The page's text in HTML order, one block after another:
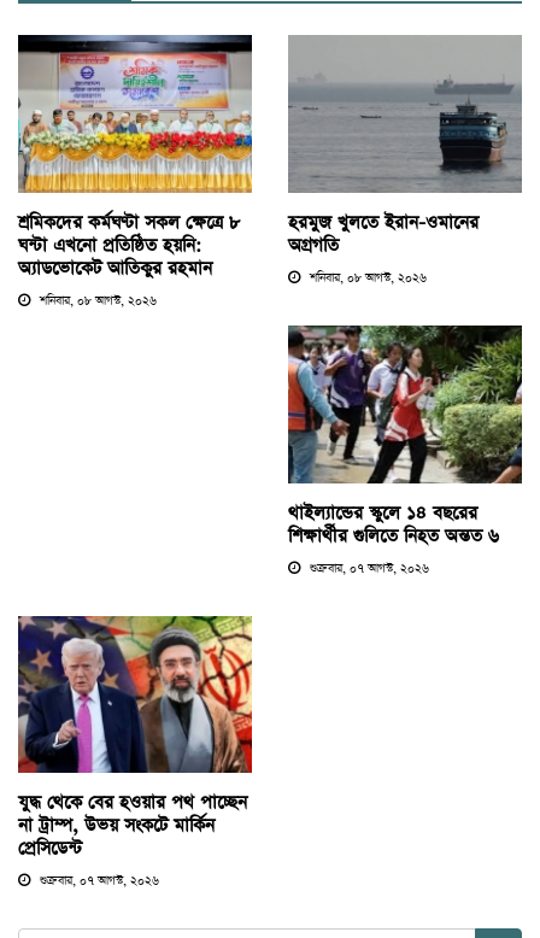
শ্রমিকদের কর্মঘণ্টা সকল ক্ষেত্রে ৮
ঘন্টা এখনো প্রতিষ্ঠিত হয়নি:
অ্যাডভোকেট আতিকুর রহমান
শনিবার, ০৮ আগস্ট, ২০২৬
হরমুজ খুলতে ইরান-ওমানের
অগ্রগতি
শনিবার, ০৮ আগস্ট, ২০২৬
থাইল্যান্ডের স্কুলে ১৪ বছরের
শিক্ষার্থীর গুলিতে নিহত অন্তত ৬
শুক্রবার, ০৭ আগস্ট, ২০২৬
যুদ্ধ থেকে বের হওয়ার পথ পাচ্ছেন
না ট্রাম্প, উভয় সংকটে মার্কিন
প্রেসিডেন্ট
শুক্রবার, ০৭ আগস্ট, ২০২৬